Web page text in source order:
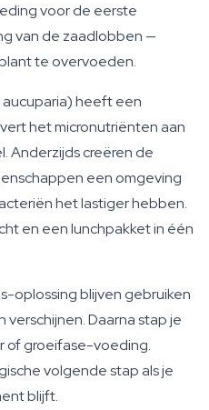
voor de eerste
van de zaadlobben —
te overvoeden.
heeft een
het micronutriënten aan
Anderzijds creëren de
een omgeving
het lastiger hebben.
en een lunchpakket in één
oplossing blijven gebruiken
Daarna stap je
of groeifase-voeding.
volgende stap als je
blijft.